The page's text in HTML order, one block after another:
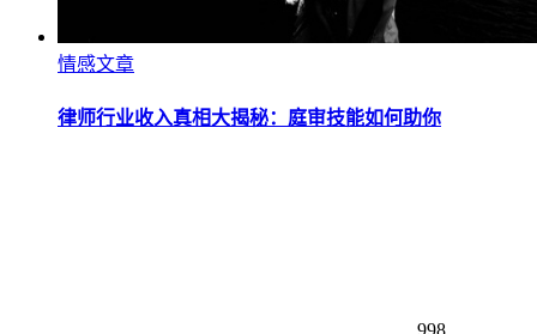
情感文章
律师行业收入真相大揭秘：庭审技能如何助你
998